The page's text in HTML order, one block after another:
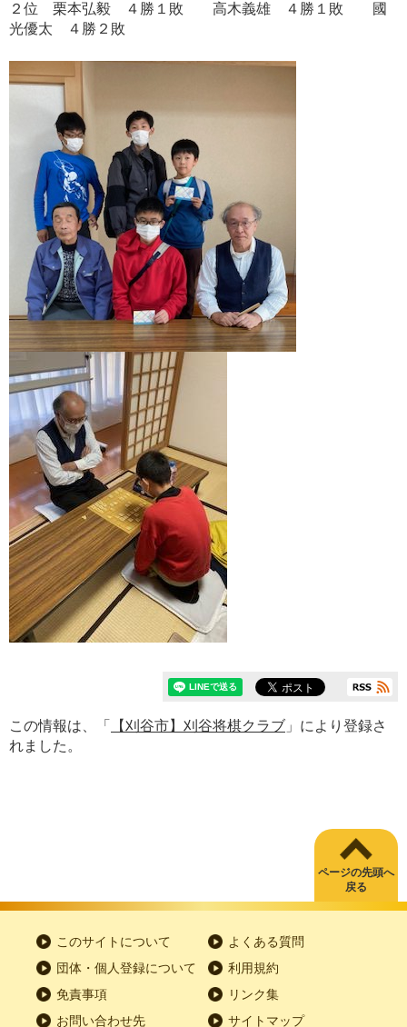
２位 栗本弘毅 ４勝１敗 高木義雄 ４勝１敗 國
光優太 ４勝２敗
この情報は、「 【刈谷市】刈谷将棋クラブ 」により登録さ
れました。
ページの先頭へ
戻る
このサイトについて
よくある質問
団体・個人登録について
利用規約
免責事項
リンク集
お問い合わせ先
サイトマップ